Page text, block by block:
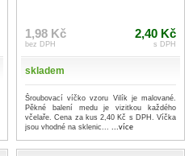
1,98 Kč
bez DPH
2,40 Kč
s DPH
skladem
Šroubovací víčko vzoru Vilík je malované.
Pěkné balení medu je vizitkou každého
včelaře. Cena za kus 2,40 Kč s DPH. Víčka
jsou vhodné na sklenic... ...více